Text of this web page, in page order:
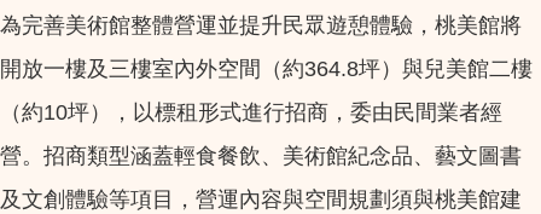
為完善美術館整體營運並提升民眾遊憩體驗，桃美館將
開放一樓及三樓室內外空間（約364.8坪）與兒美館二樓
（約10坪），以標租形式進行招商，委由民間業者經
營。招商類型涵蓋輕食餐飲、美術館紀念品、藝文圖書
及文創體驗等項目，營運內容與空間規劃須與桃美館建